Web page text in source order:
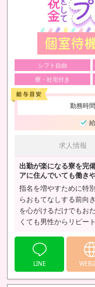
シフト自由
寮・社宅付き
勤務時
求人情報
出勤が楽になる寮を完
アに住んでいても働き
指名を増やすために特
らおもてなしする前向
を心がけるだけでもお
くても男性からリピー
LINE WEB